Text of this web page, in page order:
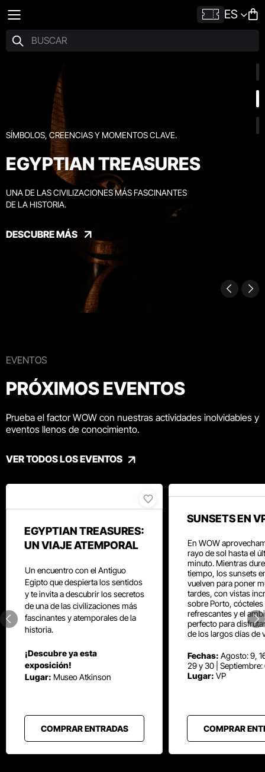
ES
SÍMBOLOS, CREENCIAS Y MOMENTOS CLAVE.
EGYPTIAN TREASURES
UNA DE LAS CIVILIZACIONES MÁS FASCINANTES
DE LA HISTORIA.
DESCUBRE MÁS
EVENTOS
PRÓXIMOS EVENTOS
Prueba el factor WOW con nuestras actividades inolvidables y
eventos llenos de conocimiento.
VER TODOS LOS EVENTOS
EGYPTIAN TREASURES:
UN VIAJE ATEMPORAL
Un encuentro con el Antiguo
Egipto que despierta los sentidos
y te invita a descubrir los secretos
de una de las civilizaciones más
fascinantes y atemporales de la
historia.
¡Descubre ya esta
exposición!
Lugar: Museo Atkinson
COMPRAR ENTRADAS
SUNSETS EN
En WOW
rayo de sol hasta el
minuto. Mientras
tiempo, los sunsets
vuelven para poner
tardes, con vistas
sobre Porto, cócteles
refrescantes y el
perfecto para
de los largos días de
Fechas: Agosto: 9,
29 y 30 |
Lugar: VP
COMPRAR